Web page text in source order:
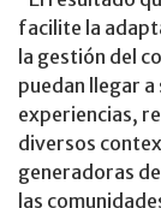
facilite la
la gestión del
puedan llegar
experiencias,
diversos
generadoras
las